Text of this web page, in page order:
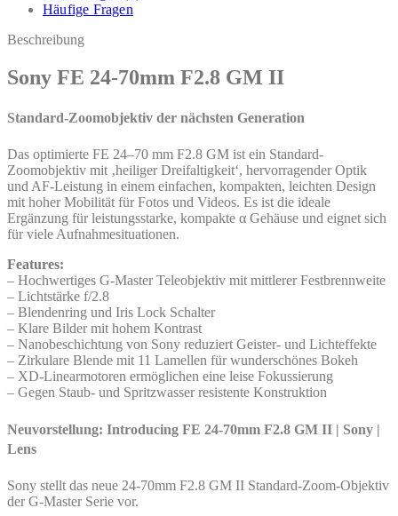
Häufige Fragen
Beschreibung
Sony FE 24-70mm F2.8 GM II
Standard-Zoomobjektiv der nächsten Generation
Das optimierte FE 24–70 mm F2.8 GM ist ein Standard-
Zoomobjektiv mit ‚heiliger Dreifaltigkeit‘, hervorragender Optik
und AF-Leistung in einem einfachen, kompakten, leichten Design
mit hoher Mobilität für Fotos und Videos. Es ist die ideale
Ergänzung für leistungsstarke, kompakte α Gehäuse und eignet sich
für viele Aufnahmesituationen.
Features:
– Hochwertiges G-Master Teleobjektiv mit mittlerer Festbrennweite
– Lichtstärke f/2.8
– Blendenring und Iris Lock Schalter
– Klare Bilder mit hohem Kontrast
– Nanobeschichtung von Sony reduziert Geister- und Lichteffekte
– Zirkulare Blende mit 11 Lamellen für wunderschönes Bokeh
– XD-Linearmotoren ermöglichen eine leise Fokussierung
– Gegen Staub- und Spritzwasser resistente Konstruktion
Neuvorstellung: Introducing FE 24-70mm F2.8 GM II | Sony |
Lens
Sony stellt das neue 24-70mm F2.8 GM II Standard-Zoom-Objektiv
der G-Master Serie vor.